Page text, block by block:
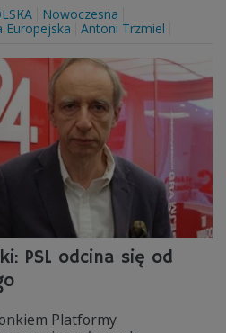
Nowoczesna
Europejska Antoni Trzmiel
PSL odcina się od
Platformy